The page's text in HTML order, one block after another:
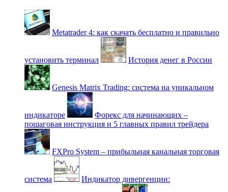
Metatrader 4: как скачать бесплатно и правильно
установить терминал История денег в России
Genesis Matrix Trading: система на уникальном
индикаторе
Форекс для начинающих –
пошаговая инструкция и 5 главных правил трейдера
FXPro System – прибыльная канальная торговая
система Индикатор дивергенции: